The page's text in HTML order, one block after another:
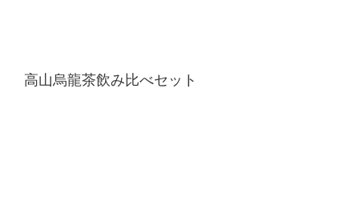
高山烏龍茶飲み比べセット